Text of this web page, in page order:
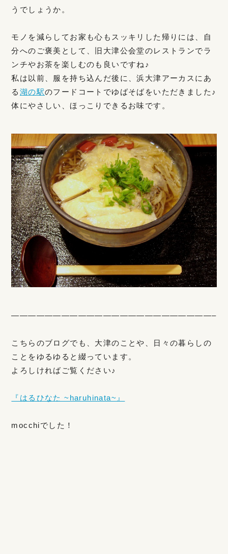
うでしょうか。
モノを減らしてお家も心もスッキリした帰りには、自
分へのご褒美として、旧大津公会堂のレストランでラ
ンチやお茶を楽しむのも良いですね♪
私は以前、服を持ち込んだ後に、浜大津アーカスにあ
る 湖の駅のフードコートでゆばそばをいただきました♪
体にやさしい、ほっこりできるお味です。
————————————————————————–
こちらのブログでも、大津のことや、日々の暮らしの
ことをゆるゆると綴っています。
よろしければご覧ください♪
『はるひなた ~haruhinata~』
mocchiでした！